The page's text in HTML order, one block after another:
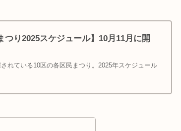
つり2025スケジュール】10月11月に開
れている10区の各区民まつり。2025年スケジュール